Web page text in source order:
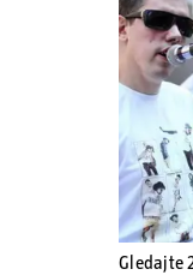
Gledajte